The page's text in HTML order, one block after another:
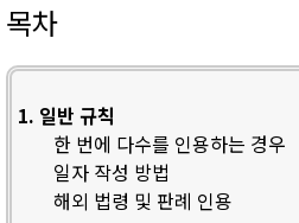
목차
1. 일반 규칙
한 번에 다수를 인용하는 경우
일자 작성 방법
해외 법령 및 판례 인용